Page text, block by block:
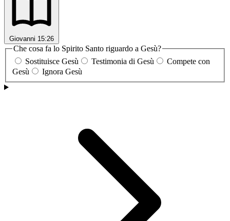
Giovanni 15:26
Che cosa fa lo Spirito Santo riguardo a Gesù?
Sostituisce Gesù
Testimonia di Gesù
Compete con
Gesù
Ignora Gesù